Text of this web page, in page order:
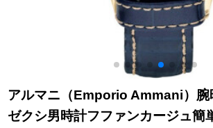
アルマニ（Emporio Ammani）腕
ゼクシ男時計フファンカージュ簡